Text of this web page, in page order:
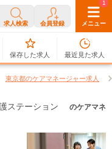
求人検索 会員登録 メニュー
0
保存した求人
1
最近見た求人
東京都のケアマネージャー求人
ステーション のケアマネ